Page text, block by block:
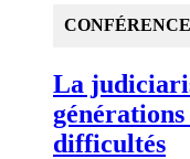
La
difficultés